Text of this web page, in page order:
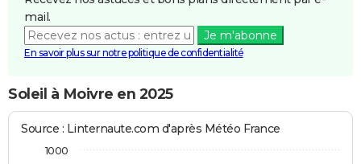
mail.
Je m'abonne
En savoir plus sur notre politique de confidentialité
Soleil à Moivre en 2025
Source : Linternaute.com d'après Météo France
1000